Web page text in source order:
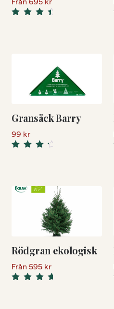
Gransäck Barry
99 kr
Rödgran ekologisk
Från 595 kr